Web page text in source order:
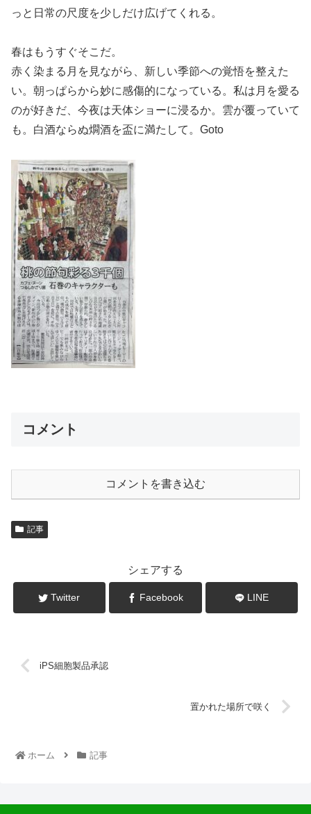
っと日常の尺度を少しだけ広げてくれる。
春はもうすぐそこだ。
赤く染まる月を見ながら、新しい季節への覚悟を整えた
い。朝っぱらから妙に感傷的になっている。私は月を愛る
のが好きだ、今夜は天体ショーに浸るか。雲が覆っていて
も。白酒ならぬ燗酒を盃に満たして。Goto
コメント
コメントを書き込む
記事
シェアする
Twitter Facebook LINE
iPS細胞製品承認
置かれた場所で咲く
ホーム 記事